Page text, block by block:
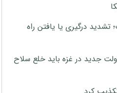
درگیری یا یافتن راه
جدید در غزه باید خلع سلاح